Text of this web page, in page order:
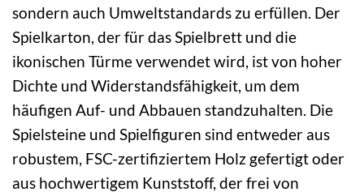
sondern auch Umweltstandards zu erfüllen. Der
Spielkarton, der für das Spielbrett und die
ikonischen Türme verwendet wird, ist von hoher
Dichte und Widerstandsfähigkeit, um dem
häufigen Auf- und Abbauen standzuhalten. Die
Spielsteine und Spielfiguren sind entweder aus
robustem, FSC-zertifiziertem Holz gefertigt oder
aus hochwertigem Kunststoff, der frei von